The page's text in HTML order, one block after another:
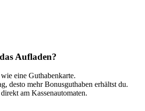
Aufladen?
eine Guthabenkarte.
desto mehr Bonusguthaben erhältst du.
am Kassenautomaten.